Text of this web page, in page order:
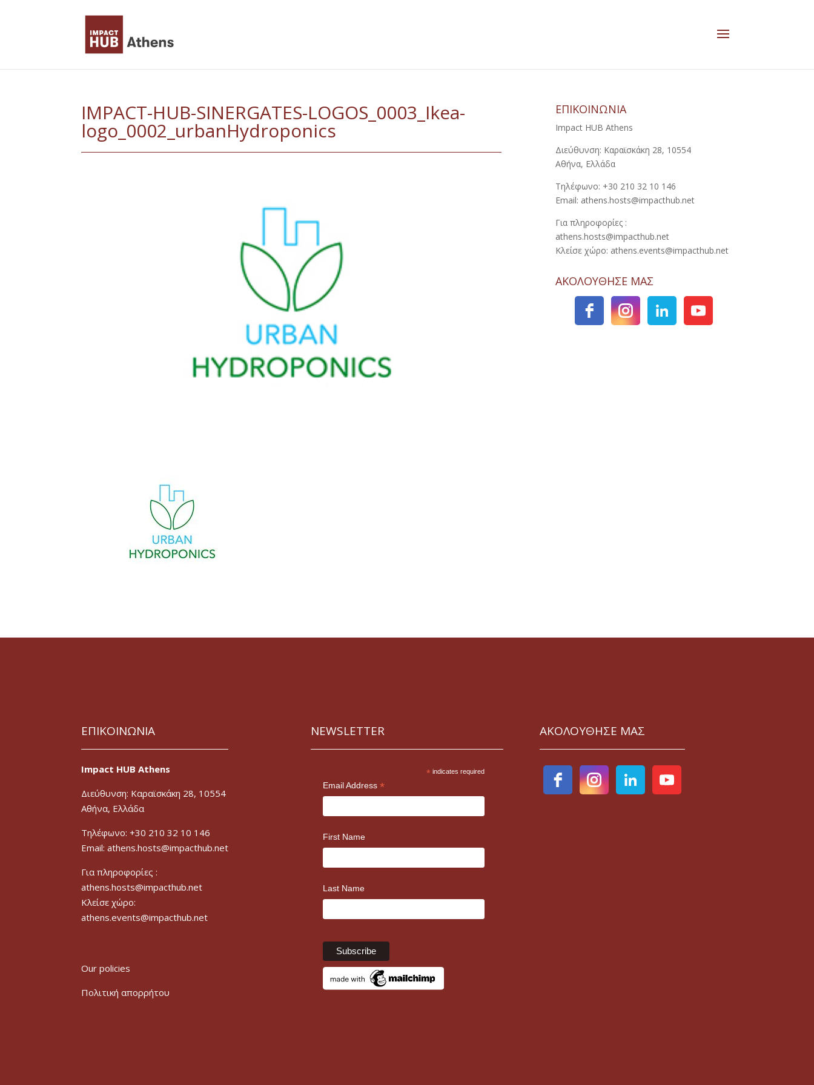
IMPACT-HUB-SINERGATES-LOGOS_0003_Ikea-
logo_0002_urbanHydroponics
ΕΠΙΚΟΙΝΩΝΙΑ
Impact HUB Athens
Διεύθυνση: Καραϊσκάκη 28, 10554
Αθήνα, Ελλάδα
Τηλέφωνο: +30 210 32 10 146
Email: athens.hosts@impacthub.net
Για πληροφορίες :
athens.hosts@impacthub.net
Κλείσε χώρο: athens.events@impacthub.net
ΑΚΟΛΟΥΘΗΣΕ ΜΑΣ
ΕΠΙΚΟΙΝΩΝΙΑ
Impact HUB Athens
Διεύθυνση: Καραϊσκάκη 28, 10554
Αθήνα, Ελλάδα
Τηλέφωνο: +30 210 32 10 146
Email: athens.hosts@impacthub.net
Για πληροφορίες :
athens.hosts@impacthub.net
Κλείσε χώρο:
athens.events@impacthub.net
Our policies
Πολιτική απορρήτου
NEWSLETTER
* indicates required
Email Address *
First Name
Last Name
ΑΚΟΛΟΥΘΗΣΕ ΜΑΣ